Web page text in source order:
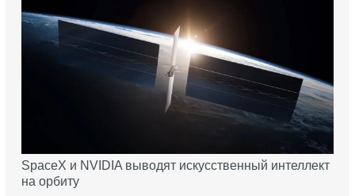
SpaceX и NVIDIA выводят искусственный интеллект
на орбиту